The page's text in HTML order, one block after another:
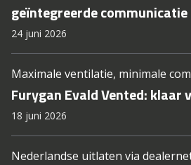
geïntegreerde communicatie
24 juni 2026
Maximale ventilatie, minimale
Furygan Evald Vented: klaar
18 juni 2026
Nederlandse uitlaten via